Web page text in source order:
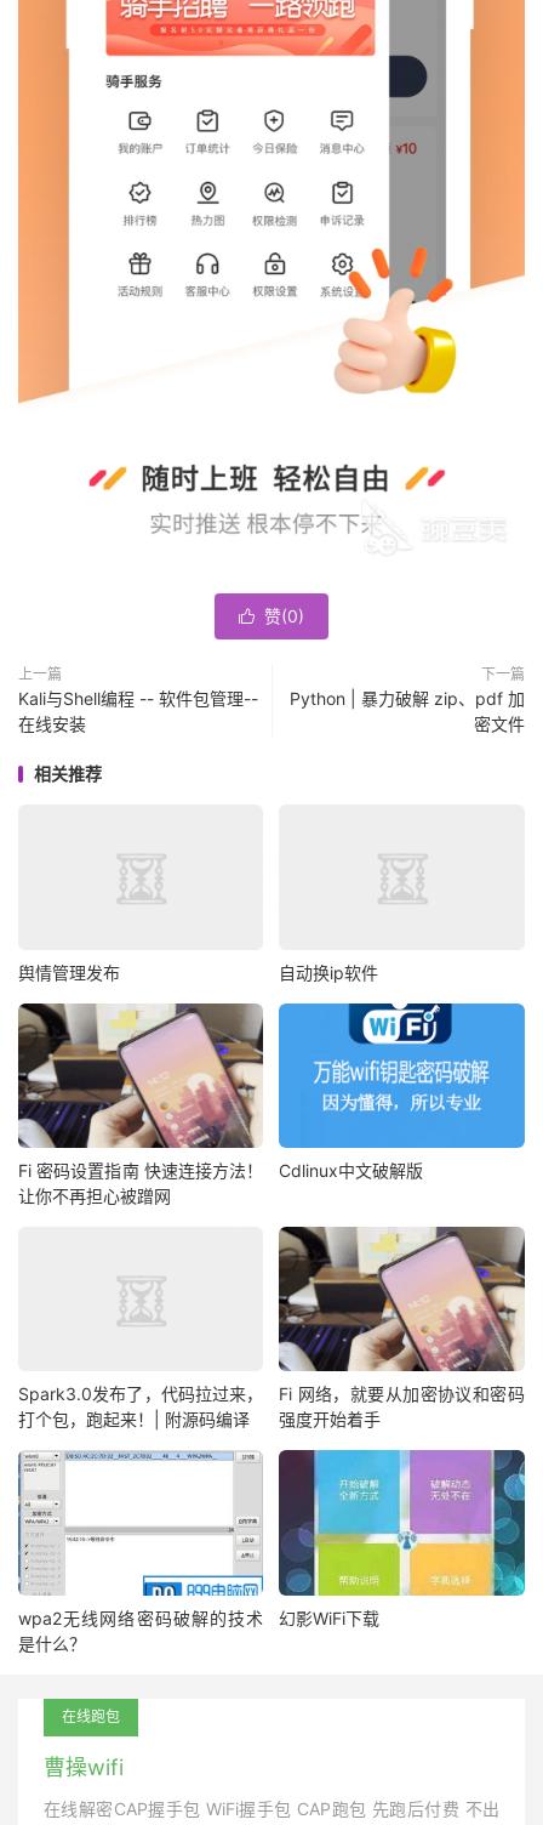
 赞(0)
上一篇
Kali与Shell编程 -- 软件包管理--
在线安装
下一篇
Python | 暴力破解 zip、pdf 加
密文件
相关推荐
舆情管理发布 自动换ip软件
Fi 密码设置指南 快速连接方法！
让你不再担心被蹭网
Cdlinux中文破解版
Spark3.0发布了，代码拉过来，
打个包，跑起来！| 附源码编译
Fi 网络，就要从加密协议和密码
强度开始着手
wpa2无线网络密码破解的技术
是什么？
幻影WiFi下载
在线跑包
曹操wifi
在线解密CAP握手包 WiFi握手包 CAP跑包 先跑后付费 不出